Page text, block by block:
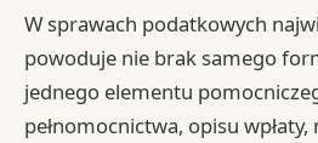
W sprawach podatkowych
powoduje nie brak samego
jednego elementu
pełnomocnictwa, opisu